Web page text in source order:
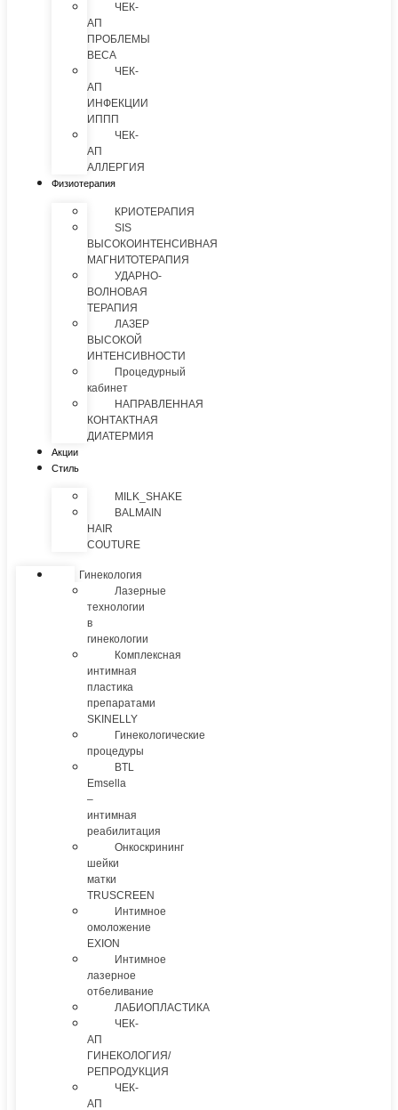
ЧЕК-
АП
ПРОБЛЕМЫ
ВЕСА
ЧЕК-
АП
ИНФЕКЦИИ
ИППП
ЧЕК-
АП
АЛЛЕРГИЯ
Физиотерапия
КРИОТЕРАПИЯ
SIS
ВЫСОКОИНТЕНСИВНАЯ
МАГНИТОТЕРАПИЯ
УДАРНО-
ВОЛНОВАЯ
ТЕРАПИЯ
ЛАЗЕР
ВЫСОКОЙ
ИНТЕНСИВНОСТИ
Процедурный
кабинет
НАПРАВЛЕННАЯ
КОНТАКТНАЯ
ДИАТЕРМИЯ
Акции
Стиль
MILK_SHAKE
BALMAIN
HAIR
COUTURE
Гинекология
Лазерные
технологии
в
гинекологии
Комплексная
интимная
пластика
препаратами
SKINELLY
Гинекологические
процедуры
BTL
Emsella
–
интимная
реабилитация
Онкоскрининг
шейки
матки
TRUSCREEN
Интимное
омоложение
EXION
Интимное
лазерное
отбеливание
ЛАБИОПЛАСТИКА
ЧЕК-
АП
ГИНЕКОЛОГИЯ/
РЕПРОДУКЦИЯ
ЧЕК-
АП